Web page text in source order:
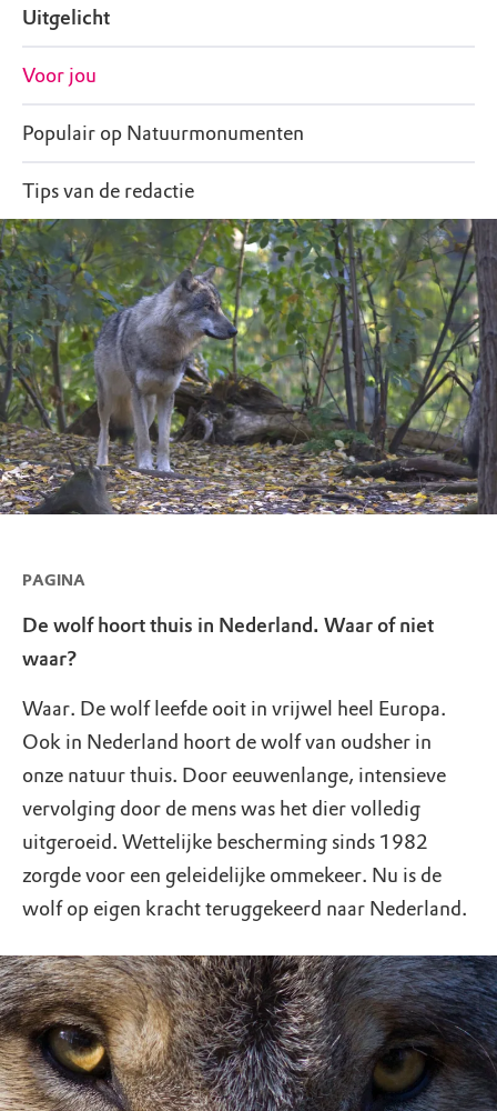
Uitgelicht
Voor jou
Populair op Natuurmonumenten
Tips van de redactie
PAGINA
De wolf hoort thuis in Nederland. Waar of niet
waar?
Waar. De wolf leefde ooit in vrijwel heel Europa.
Ook in Nederland hoort de wolf van oudsher in
onze natuur thuis. Door eeuwenlange, intensieve
vervolging door de mens was het dier volledig
uitgeroeid. Wettelijke bescherming sinds 1982
zorgde voor een geleidelijke ommekeer. Nu is de
wolf op eigen kracht teruggekeerd naar Nederland.